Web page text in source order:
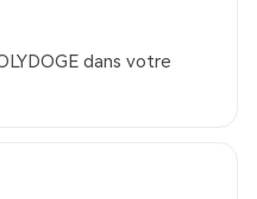
dans votre